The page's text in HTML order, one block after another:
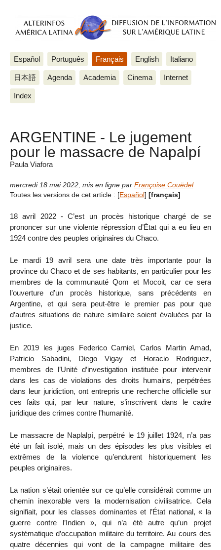
Español Português Français English Italiano
日本語 Agenda Academia Cinema Internet
Index
ARGENTINE - Le jugement
pour le massacre de Napalpí
Paula Viafora
mercredi 18 mai 2022 mis en ligne par Françoise Couëdel
Toutes les versions de cet article : [Español] [français]
18 avril 2022 - C’est un procès historique chargé de se
prononcer sur une violente répression d’État qui a eu lieu en
1924 contre des peuples originaires du Chaco.
Le mardi 19 avril sera une date très importante pour la
province du Chaco et de ses habitants, en particulier pour les
membres de la communauté Qom et Mocoit, car ce sera
l’ouverture d’un procès historique, sans précédents en
Argentine, et qui sera peut-être le premier pas pour que
d’autres situations de nature similaire soient évaluées par la
justice.
En 2019 les juges Federico Carniel, Carlos Martin Amad,
Patricio Sabadini, Diego Vigay et Horacio Rodriguez,
membres de l’Unité d’investigation instituée pour intervenir
dans les cas de violations des droits humains, perpétrées
dans leur juridiction, ont entrepris une recherche officielle sur
ces faits qui, par leur nature, s’inscrivent dans le cadre
juridique des crimes contre l’humanité.
Le massacre de Naplalpí, perpétré le 19 juillet 1924, n’a pas
été un fait isolé, mais un des épisodes les plus visibles et
extrêmes de la violence qu’endurent historiquement les
peuples originaires.
La nation s’était orientée sur ce qu’elle considérait comme un
chemin inexorable vers la modernisation civilisatrice. Cela
signifiait, pour les classes dominantes et l’État national, « la
guerre contre l’Indien », qui n’a été autre qu’un projet
systématique d’occupation militaire du territoire. Au cours des
quatre décennies qui vont de la campagne militaire des